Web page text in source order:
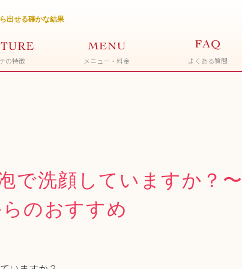
の特徴 メニュー・料金 よくある質問
で洗顔していますか？〜
のおすすめ